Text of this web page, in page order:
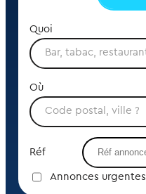
Quoi
Où
Réf
Annonces urgentes